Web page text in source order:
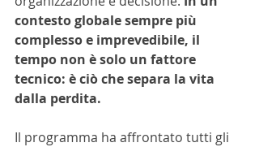
contesto globale sempre più
complesso e imprevedibile, il
tempo non è solo un fattore
tecnico: è ciò che separa la vita
dalla perdita.
Il programma ha affrontato tutti gli